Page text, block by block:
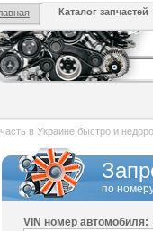
Каталог запчастей
в Украине быстро и
по
VIN номер автомобиля: